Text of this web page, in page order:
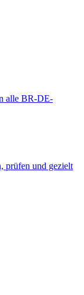
alle BR-DE-
prüfen und gezielt